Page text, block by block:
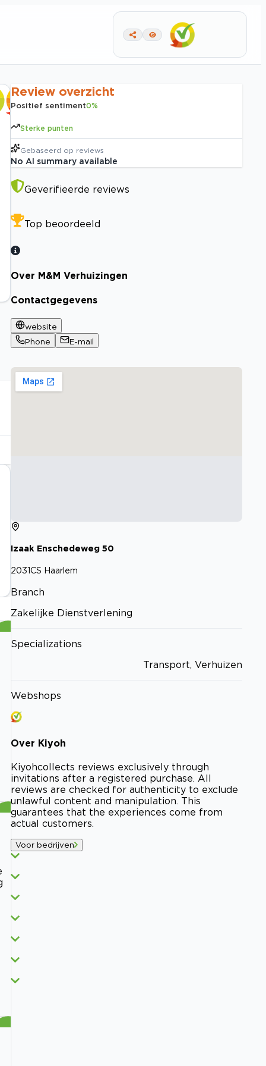
Review overzicht
Positief sentiment0%
Sterke punten
Gebaseerd op reviews
No AI summary available
Geverifieerde reviews
Top beoordeeld
Over M&M Verhuizingen
Contactgegevens
website
Phone
E-mail
Izaak Enschedeweg 50
2031CS Haarlem
Branch
Zakelijke Dienstverlening
Specializations
Transport, Verhuizen
Webshops
Over Kiyoh
Kiyohcollects reviews exclusively through
invitations after a registered purchase. All
reviews are checked for authenticity to exclude
unlawful content and manipulation. This
guarantees that the experiences come from
actual customers.
Voor bedrijven